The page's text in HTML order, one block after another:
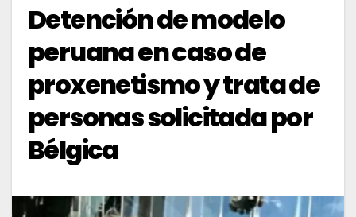
Detención de modelo
peruana en caso de
proxenetismo y trata de
personas solicitada por
Bélgica